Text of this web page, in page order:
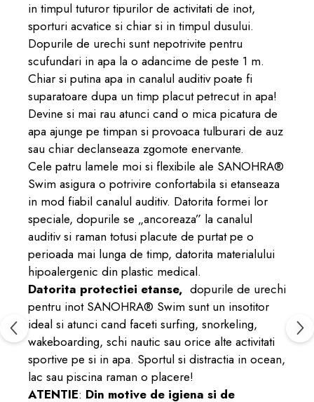
in timpul tuturor tipurilor de activitati de inot,
sporturi acvatice si chiar si in timpul dusului.
Dopurile de urechi sunt nepotrivite pentru
scufundari in apa la o adancime de peste 1 m.
Chiar si putina apa in canalul auditiv poate fi
suparatoare dupa un timp placut petrecut in apa!
Devine si mai rau atunci cand o mica picatura de
apa ajunge pe timpan si provoaca tulburari de auz
sau chiar declanseaza zgomote enervante.
Cele patru lamele moi si flexibile ale SANOHRA®
Swim asigura o potrivire confortabila si etanseaza
in mod fiabil canalul auditiv. Datorita formei lor
speciale, dopurile se „ancoreaza” la canalul
auditiv si raman totusi placute de purtat pe o
perioada mai lunga de timp, datorita materialului
hipoalergenic din plastic medical.
Datorita protectiei etanse, dopurile de urechi
pentru inot SANOHRA® Swim sunt un insotitor
ideal si atunci cand faceti surfing, snorkeling,
wakeboarding, schi nautic sau orice alte activitati
sportive pe si in apa. Sportul si distractia in ocean,
lac sau piscina raman o placere!
ATENTIE: Din motive de igiena si de